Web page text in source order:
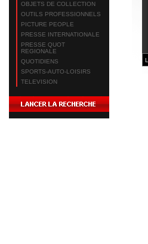
OBJETS DE COLLECTION
OUTILS PROFESSIONNELS
PICTURE PEOPLE
PRESSE INTERNATIONALE
PRESSE QUOT
REGIONALE
QUOTIDIENS
SPORTS-AUTO-LOISIRS
TELEVISION